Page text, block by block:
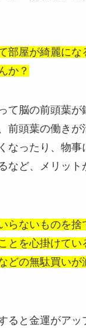
部屋が綺麗にな
か？
て脳の前頭葉が
前頭葉の働きが
なったり、物事
など、メリット
らないものを捨
とを心掛けてい
どの無駄買いが
ると金運がアッ